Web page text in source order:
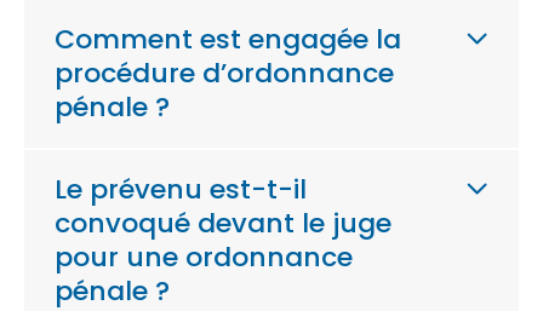
Comment est engagée la
procédure d’ordonnance
pénale ?
Le prévenu est-t-il
convoqué devant le juge
pour une ordonnance
pénale ?